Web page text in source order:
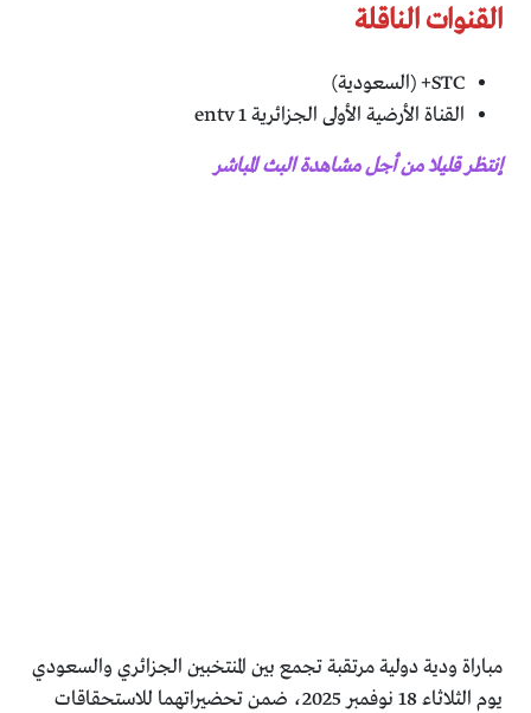
القنوات الناقلة
STC+ (السعودية)
القناة الأرضية الأولى الجزائرية entv 1
إنتظر قليلا من أجل مشاهدة البث المباشر
مباراة ودية دولية مرتقبة تجمع بين المنتخبين الجزائري والسعودي
يوم الثلاثاء 18 نوفمبر 2025، ضمن تحضيراتهما للاستحقاقات